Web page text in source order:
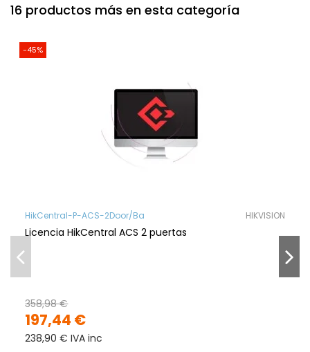
16 productos más en esta categoría
-45%
HikCentral-P-ACS-2Door/Ba HIKVISION
Licencia HikCentral ACS 2 puertas
197,44 €
358,98 €
238,90 € IVA inc